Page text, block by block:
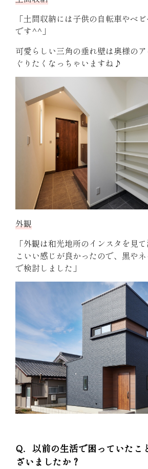
「土間収納には子供の自転車やベ
です^^」
可愛らしい三角の垂れ壁は奥様のア
ぐりたくなっちゃいますね♪
外観
「外観は和光地所のインスタを見
こいい感じが良かったので、黒や
で検討しました」
Q．以前の生活で困っていたこ
ざいましたか？